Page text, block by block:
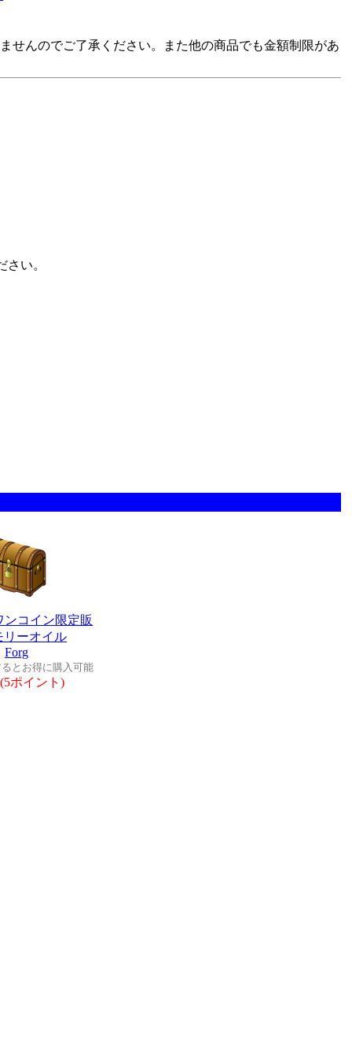
せんのでご了承ください。また他の商品でも金額制限があ
い。
ンコイン限定販
リーオイル
Forg
とお得に購入可能
(5ポイント)